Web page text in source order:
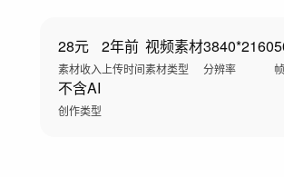
28元
素材收入
2年前
上传时间
视频素材
素材类型
3840*2160
分辨率
不含AI
创作类型